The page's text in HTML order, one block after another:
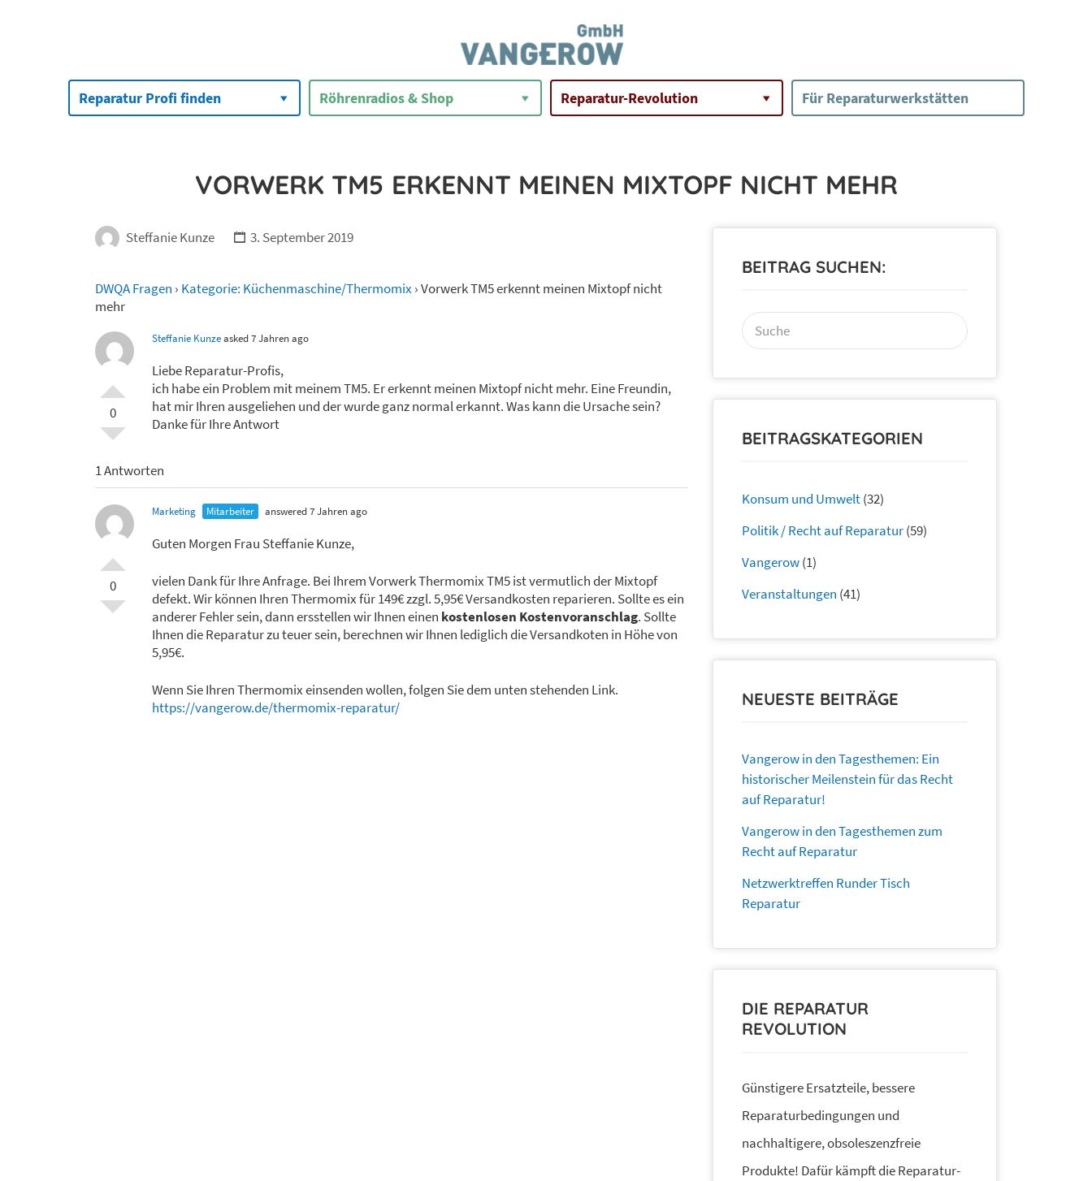
Reparatur Profi finden Röhrenradios & Shop Reparatur-Revolution Für Reparaturwerkstätten
VORWERK TM5 ERKENNT MEINEN MIXTOPF NICHT MEHR
Steffanie Kunze 3. September 2019
DWQA Fragen › Kategorie: Küchenmaschine/Thermomix ›Vorwerk TM5 erkennt meinen Mixtopf nicht
mehr
0
Steffanie Kunzeasked 7 Jahren ago
Liebe Reparatur-Profis,
ich habe ein Problem mit meinem TM5. Er erkennt meinen Mixtopf nicht mehr. Eine Freundin,
hat mir Ihren ausgeliehen und der wurde ganz normal erkannt. Was kann die Ursache sein?
Danke für Ihre Antwort
1 Antworten
0
Marketing Mitarbeiter answered 7 Jahren ago
Guten Morgen Frau Steffanie Kunze,
vielen Dank für Ihre Anfrage. Bei Ihrem Vorwerk Thermomix TM5 ist vermutlich der Mixtopf
defekt. Wir können Ihren Thermomix für 149€ zzgl. 5,95€ Versandkosten reparieren. Sollte es ein
anderer Fehler sein, dann ersstellen wir Ihnen einen kostenlosen Kostenvoranschlag. Sollte
Ihnen die Reparatur zu teuer sein, berechnen wir Ihnen lediglich die Versandkoten in Höhe von
5,95€.
Wenn Sie Ihren Thermomix einsenden wollen, folgen Sie dem unten stehenden Link.
https://vangerow.de/thermomix-reparatur/
BEITRAG SUCHEN:
Suchen
nach:
BEITRAGSKATEGORIEN
Konsum und Umwelt(32)
Politik / Recht auf Reparatur(59)
Vangerow(1)
Veranstaltungen (41)
NEUESTE BEITRÄGE
Vangerow in den Tagesthemen: Ein
historischer Meilenstein für das Recht
auf Reparatur!
Vangerow in den Tagesthemen zum
Recht auf Reparatur
Netzwerktreffen Runder Tisch
Reparatur
DIE REPARATUR
REVOLUTION
Günstigere Ersatzteile, bessere
Reparaturbedingungen und
nachhaltigere, obsoleszenzfreie
Produkte! Dafür kämpft die Reparatur-